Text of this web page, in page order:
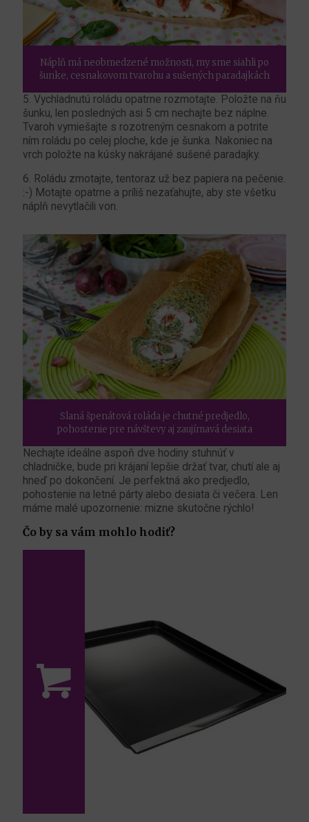
Náplň má neobmedzené možnosti, my sme siahli po
šunke, cesnakovom tvarohu a sušených paradajkách
5. Vychladnutú roládu opatrne rozmotajte. Položte na ňu
šunku, len posledných asi 5 cm nechajte bez náplne.
Tvaroh vymiešajte s rozotreným cesnakom a potrite
ním roládu po celej ploche, kde je šunka. Nakoniec na
vrch položte na kúsky nakrájané sušené paradajky.
6. Roládu zmotajte, tentoraz už bez papiera na pečenie.
:-) Motajte opatrne a príliš nezaťahujte, aby ste všetku
náplň nevytlačili von.
Slaná špenátová roláda je chutné predjedlo,
pohostenie pre návštevy aj zaujímavá desiata
Nechajte ideálne aspoň dve hodiny stuhnúť v
chladničke, bude pri krájaní lepšie držať tvar, chutí ale aj
hneď po dokončení. Je perfektná ako predjedlo,
pohostenie na letné párty alebo desiata či večera. Len
máme malé upozornenie: mizne skutočne rýchlo!
Čo by sa vám mohlo hodiť?